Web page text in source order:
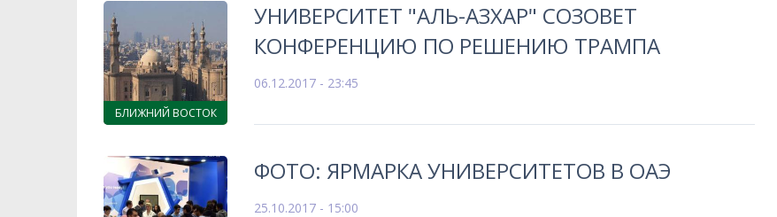
БЛИЖНИЙ ВОСТОК
УНИВЕРСИТЕТ "АЛЬ-АЗХАР" СОЗОВЕТ
КОНФЕРЕНЦИЮ ПО РЕШЕНИЮ ТРАМПА
06.12.2017 - 23:45
ФОТО: ЯРМАРКА УНИВЕРСИТЕТОВ В ОАЭ
25.10.2017 - 15:00